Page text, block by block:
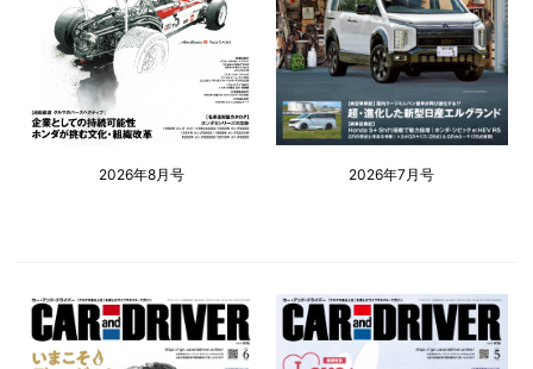
2026年8月号 2026年7月号